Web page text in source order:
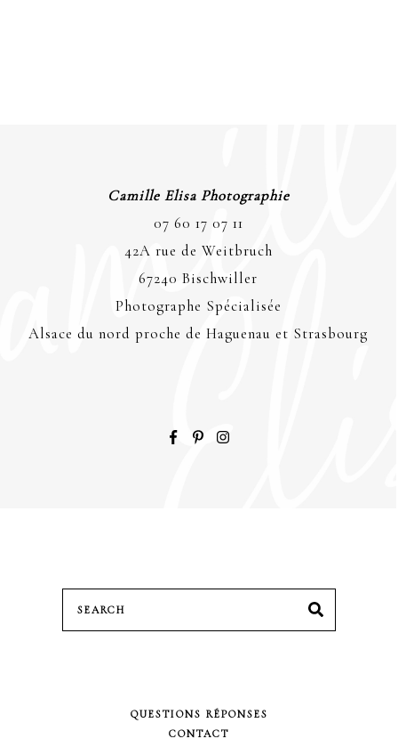
Camille Elisa Photographie
07 60 17 07 11
42A rue de Weitbruch
67240 Bischwiller
Photographe Spécialisée
Alsace du nord proche de Haguenau et Strasbourg
Search
for:
SEARCH
QUESTIONS RÉPONSES
CONTACT